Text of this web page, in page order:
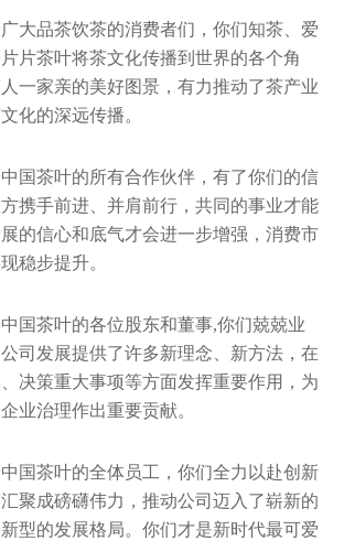
大品茶饮茶的消费者们，你们知茶、爱
片茶叶将茶文化传播到世界的各个角
一家亲的美好图景，有力推动了茶产业
化的深远传播。
国茶叶的所有合作伙伴，有了你们的信
携手前进、并肩前行，共同的事业才能
的信心和底气才会进一步增强，消费市
稳步提升。
国茶叶的各位股东和董事,你们兢兢业
司发展提供了许多新理念、新方法，在
决策重大事项等方面发挥重要作用，为
业治理作出重要贡献。
国茶叶的全体员工，你们全力以赴创新
聚成磅礴伟力，推动公司迈入了崭新的
型的发展格局。你们才是新时代最可爱